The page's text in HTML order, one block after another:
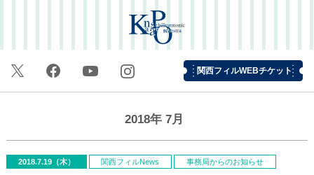
関西フィルWEBチケット
2018年 7月
2018.7.19（木） 関西フィルNews 事務局からのお知らせ